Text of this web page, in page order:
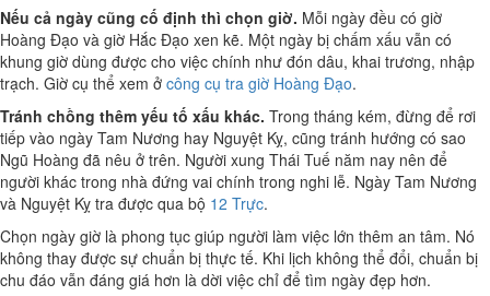
Nếu cả ngày cũng cố định thì chọn giờ. Mỗi ngày đều có giờ
Hoàng Đạo và giờ Hắc Đạo xen kẽ. Một ngày bị chấm xấu vẫn có
khung giờ dùng được cho việc chính như đón dâu, khai trương, nhập
trạch. Giờ cụ thể xem ở công cụ tra giờ Hoàng Đạo.
Tránh chồng thêm yếu tố xấu khác. Trong tháng kém, đừng để rơi
tiếp vào ngày Tam Nương hay Nguyệt Kỵ, cũng tránh hướng có sao
Ngũ Hoàng đã nêu ở trên. Người xung Thái Tuế năm nay nên để
người khác trong nhà đứng vai chính trong nghi lễ. Ngày Tam Nương
và Nguyệt Kỵ tra được qua bộ 12 Trực.
Chọn ngày giờ là phong tục giúp người làm việc lớn thêm an tâm. Nó
không thay được sự chuẩn bị thực tế. Khi lịch không thể đổi, chuẩn bị
chu đáo vẫn đáng giá hơn là dời việc chỉ để tìm ngày đẹp hơn.